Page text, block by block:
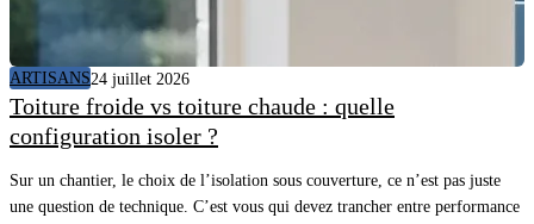
ARTISANS24 juillet 2026
Toiture froide vs toiture chaude : quelle
configuration isoler ?
Sur un chantier, le choix de l’isolation sous couverture, ce n’est pas juste
une question de technique. C’est vous qui devez trancher entre performance